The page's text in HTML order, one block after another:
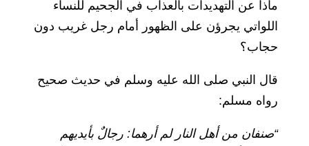
ماذا عن التهديدات بالعذاب في الجحيم للنساء
اللواتي يجرؤن على الظهور أمام رجل غريب دون
حجاب؟
قال النبي صلى الله عليه وسلم في حديث صحيح
رواه مسلم:
“صنفان من أهل النار لم أرهما: رجالٌ بأيديهم